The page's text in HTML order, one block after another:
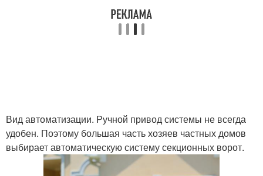
Вид автоматизации. Ручной привод системы не всегда
удобен. Поэтому большая часть хозяев частных домов
выбирает автоматическую систему секционных ворот.